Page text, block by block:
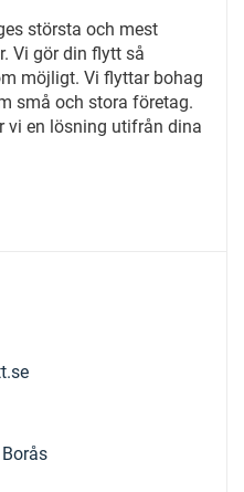
största och mest
Vi gör din flytt så
möjligt. Vi flyttar bohag
små och stora företag.
vi en lösning utifrån dina